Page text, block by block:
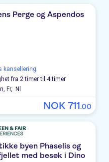
Perge og Aspendos
kansellering
fra 2 timer til 4 timer
Fr, Nl
NOK 711.00
byen Phaselis og
med besøk i Dino